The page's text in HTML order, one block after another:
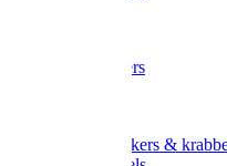
Tuinkrabbers
Onkruidstekers &